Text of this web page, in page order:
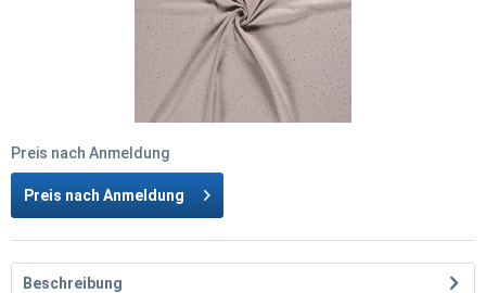
Preis nach Anmeldung
Preis nach Anmeldung
Beschreibung